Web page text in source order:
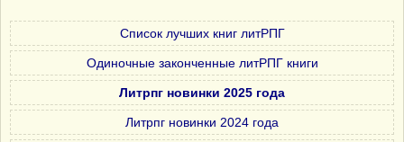
Список лучших книг литРПГ
Одиночные законченные литРПГ книги
Литрпг новинки 2025 года
Литрпг новинки 2024 года